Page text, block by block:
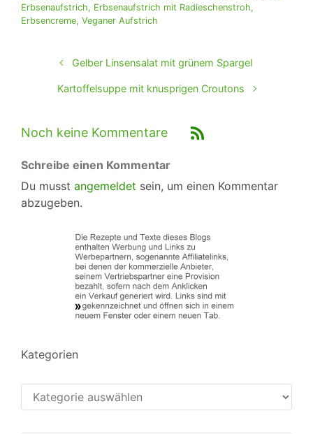
Erbsenaufstrich, Erbsenaufstrich mit Radieschenstroh,
Erbsencreme, Veganer Aufstrich
Gelber Linsensalat mit grünem Spargel
Kartoffelsuppe mit knusprigen Croutons
Noch keine Kommentare
Schreibe einen Kommentar
Du musst angemeldet sein, um einen Kommentar
abzugeben.
Kategorien
Kategorien